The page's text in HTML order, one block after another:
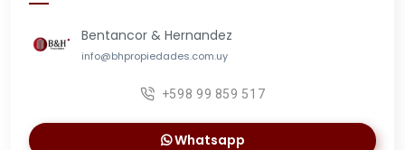
Bentancor & Hernandez
info@bhpropiedades.com.uy
+598 99 859 517
Whatsapp